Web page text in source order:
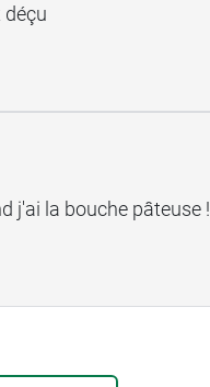
déçu
j'ai la bouche pâteuse !